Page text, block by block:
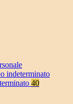
indeterminato
40